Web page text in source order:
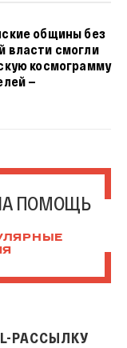
общины без
власти смогли
космограмму
—
ПОМОЩЬ
РАССЫЛКУ